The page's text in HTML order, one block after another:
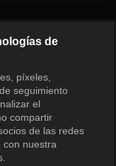
de
píxeles,
seguimiento
el
compartir
de las redes
con nuestra